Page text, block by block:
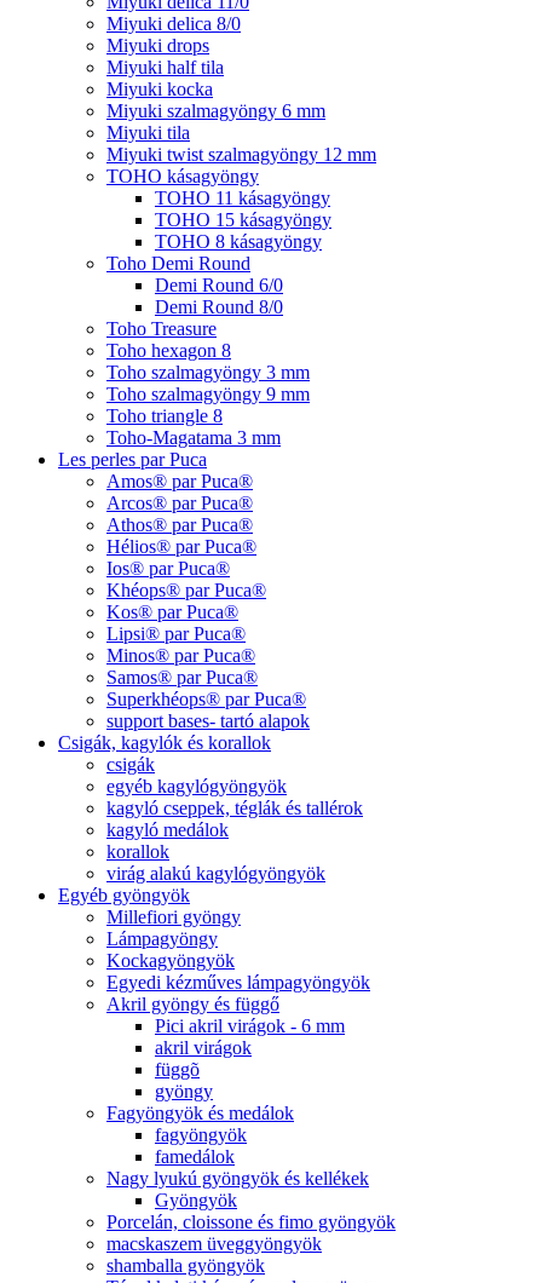
Miyuki delica 8/0
Miyuki drops
Miyuki half tila
Miyuki kocka
Miyuki szalmagyöngy 6 mm
Miyuki tila
Miyuki twist szalmagyöngy 12 mm
TOHO kásagyöngy
TOHO 11 kásagyöngy
TOHO 15 kásagyöngy
TOHO 8 kásagyöngy
Toho Demi Round
Demi Round 6/0
Demi Round 8/0
Toho Treasure
Toho hexagon 8
Toho szalmagyöngy 3 mm
Toho szalmagyöngy 9 mm
Toho triangle 8
Toho-Magatama 3 mm
Les perles par Puca
Amos® par Puca®
Arcos® par Puca®
Athos® par Puca®
Hélios® par Puca®
Ios® par Puca®
Khéops® par Puca®
Kos® par Puca®
Lipsi® par Puca®
Minos® par Puca®
Samos® par Puca®
Superkhéops® par Puca®
support bases- tartó alapok
Csigák, kagylók és korallok
csigák
egyéb kagylógyöngyök
kagyló cseppek, téglák és tallérok
kagyló medálok
korallok
virág alakú kagylógyöngyök
Egyéb gyöngyök
Millefiori gyöngy
Lámpagyöngy
Kockagyöngyök
Egyedi kézműves lámpagyöngyök
Akril gyöngy és függő
Pici akril virágok - 6 mm
akril virágok
függõ
gyöngy
Fagyöngyök és medálok
fagyöngyök
famedálok
Nagy lyukú gyöngyök és kellékek
Gyöngyök
Porcelán, cloissone és fimo gyöngyök
macskaszem üveggyöngyök
shamballa gyöngyök